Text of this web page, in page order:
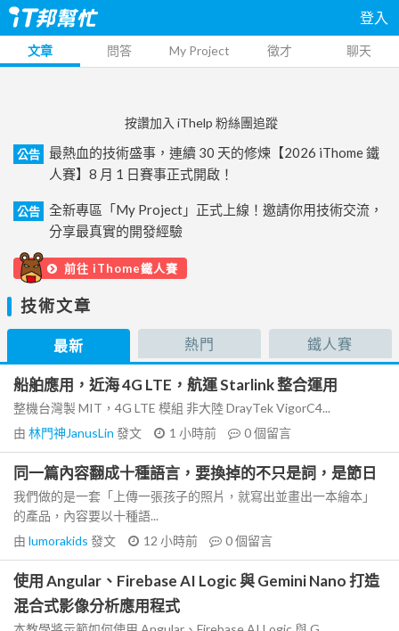
登入
文章 問答 My Project 徵才 聊天
按讚加入 iThelp 粉絲團追蹤
公告
最熱血的技術盛事，連續 30 天的修煉【2026 iThome 鐵
人賽】8 月 1 日賽事正式開啟！
公告
全新專區「My Project」正式上線！邀請你用技術交流，
分享最真實的開發經驗
前往 iThome鐵人賽
技術文章
最新 熱門 鐵人賽
船舶應用，近海 4G LTE，航運 Starlink 整合運用
整機台灣製 MIT，4G LTE 模組 非大陸 DrayTek VigorC4...
由 林門神JanusLin 發文 1 小時前 0個留言
同一篇內容翻成十種語言，要換掉的不只是詞，是節日
我們做的是一套「上傳一張孩子的照片，就寫出並畫出一本繪本」
的產品，內容要以十種語...
由 lumorakids 發文 12 小時前 0個留言
使用 Angular、Firebase AI Logic 與 Gemini Nano 打造
混合式影像分析應用程式